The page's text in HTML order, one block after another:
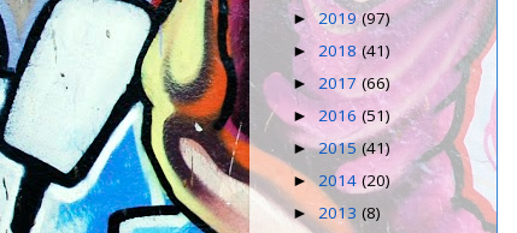
►2019(97)
► 2018(41)
► 2017 (66)
► 2016 (51)
►2015(41)
►2014 (20)
►2013 (8)